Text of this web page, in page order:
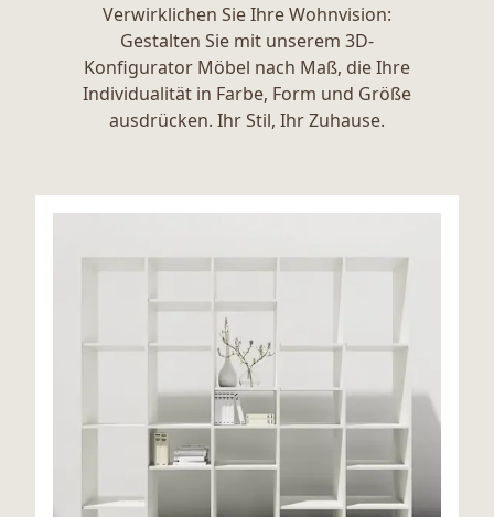
Verwirklichen Sie Ihre Wohnvision:
Gestalten Sie mit unserem 3D-
Konfigurator Möbel nach Maß, die Ihre
Individualität in Farbe, Form und Größe
ausdrücken. Ihr Stil, Ihr Zuhause.